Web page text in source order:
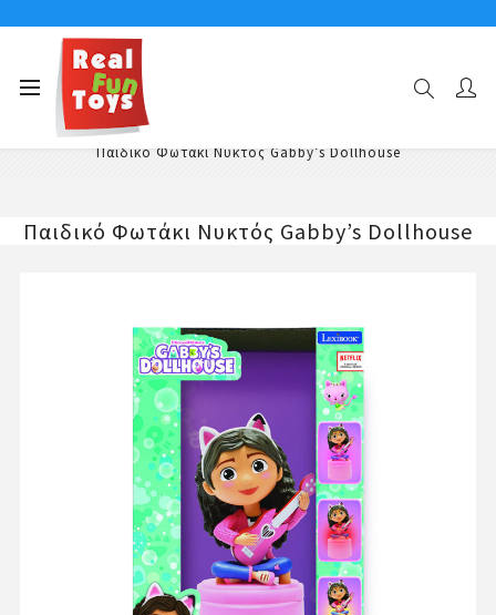
Αρχική σελίδα
Ηλεκτρονικά Παιδικά Παιχνίδια & Gadgets
Επιτραπέζια Παιδικά Φωτιστικά
Παιδικό Φωτάκι Νυκτός Gabby’s Dollhouse
Παιδικό Φωτάκι Νυκτός Gabby’s Dollhouse